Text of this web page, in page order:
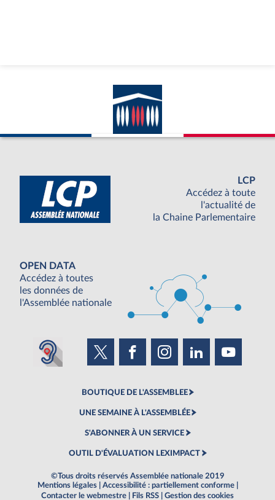
LCP
Accédez à toute
l'actualité de
la Chaine Parlementaire
OPEN DATA
Accédez à toutes
les données de
l'Assemblée nationale
BOUTIQUE DE L'ASSEMBLEE
UNE SEMAINE À L'ASSEMBLÉE
S'ABONNER À UN SERVICE
OUTIL D'ÉVALUATION LEXIMPACT
©Tous droits réservés Assemblée nationale 2019
Mentions légales
Accessibilité : partiellement conforme
Contacter le webmestre
Fils RSS Gestion des cookies